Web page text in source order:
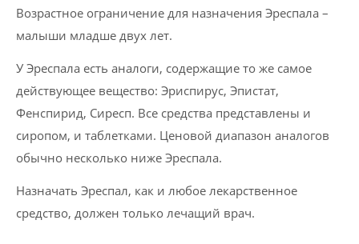
Возрастное ограничение для назначения Эреспала –
малыши младше двух лет.
У Эреспала есть аналоги, содержащие то же самое
действующее вещество: Эриспирус, Эпистат,
Фенспирид, Сиресп. Все средства представлены и
сиропом, и таблетками. Ценовой диапазон аналогов
обычно несколько ниже Эреспала.
Назначать Эреспал, как и любое лекарственное
средство, должен только лечащий врач.